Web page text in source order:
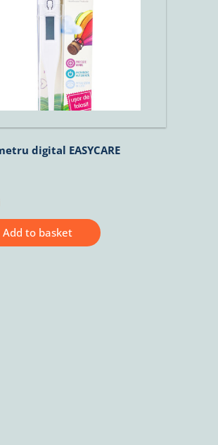
digital EASYCARE
Add to basket